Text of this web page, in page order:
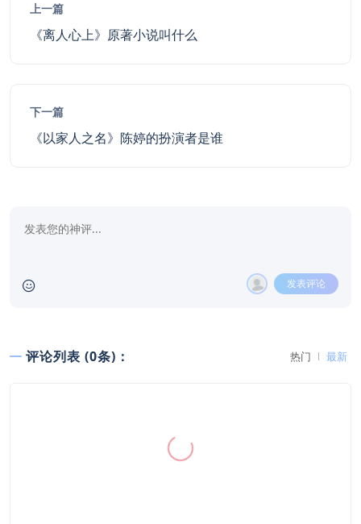
上一篇
《离人心上》原著小说叫什么
下一篇
《以家人之名》陈婷的扮演者是谁
发表评论
评论列表 (0条)： 热门 最新